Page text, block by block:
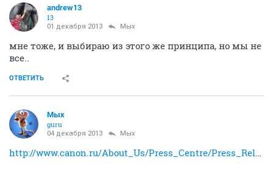
andrew13
13
01 декабря 2013 Мых
мне тоже, и выбираю из этого же принципа, но мы не
все..
ОТВЕТИТЬ
Мых
guru
04 декабря 2013 Мых
http://www.canon.ru/About_Us/Press_Centre/Press_Releases/Consumer_News/Cameras_Accessories/Canon_launches_the_EOS_M.aspx